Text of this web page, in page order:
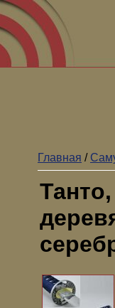
Главная /